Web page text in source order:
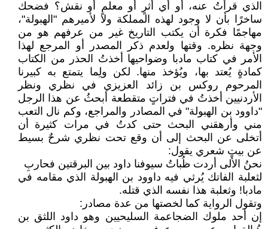
الذي قرأتُ عنه، أو أي أثرٍ أو معلمٍ أو نقش؟ فضحك
ساخرًا بأن لا وجود لهذه المملكة ولا لأميرهم "الهبولة"،
مهاجمًا فكرة أن يكتب التاريخ غير من عرفهم هو من
وجهة نظره. وقتها ولعدم ذكر المصدر أو المرجع لهذا
الأمر في كتاب مادبا وضواحيها أخذتُ الحذر من الكتاب
كمادةٍ يُعتد بها، ويُؤخذ منها. لكن ولِما يتمتع به كبيرنا
المرحوم روكس بن زائد العزيزي في نظري ونظر
الأردنيين أخذتُ في فتراتٍ متقطعة أبحثُ عن هذا الرجل
"داوود بن الهبولة" في المصادر والمراجع، وكم نال التعب
مني وأرهقني البحث حتى كدتُ في مرات كثيرة أن
أتخلى عن البحث إلى أن وقع تحت نظري شرحٌ بسيط
عن بيتٍ شعري يقول:
نحنُ الألى أردت ظُباتُ سيوفنا داود بين البرقتين فحاربِ
لثعلبة الفاتك يُرثي فيه داوود بن الهبولة الذي مقامه في
مادبا! وثعلبة هذا نفسه الذي قتله.
وتقول الرواية كما لخصتها من عدة مصادر:
إن أحد ملوك الضجاعمة السليحيين وهو داود اللثق بن